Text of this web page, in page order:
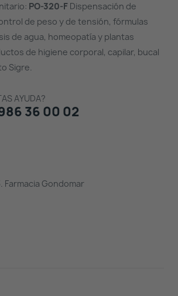
PO-320-FDispensación de
de peso y de tensión, fórmulas
de agua, homeopatía y plantas
de higiene corporal, capilar, bucal
Sigre.
AYUDA?
36 00 02
Gondomar